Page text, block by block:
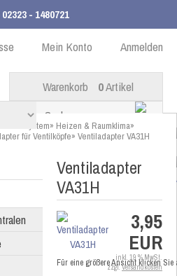
02323 - 1480721
€ innerhalb DE Anmelden
Mein Konto
Warenkorb 0Artikel
IP System» Heizen & Raumklima»
für Ventilköpfe» Ventiladapter VA31H
Ventiladapter
VA31H
Für eine größere Ansicht klicken
3,95
EUR
inkl. 19 % MwSt.
zzgl.Versandkosten